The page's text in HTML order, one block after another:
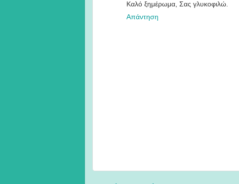
Καλό ξημέρωμα, Σας γλυκοφιλώ.
Απάντηση